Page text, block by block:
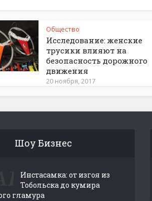
Общество
Исследование: женские
трусики влияют на
безопасность дорожного
движения
20 ноября, 2017
Шоу Бизнес
Инстасамка: от изгоя из
Тобольска до кумира
гламура